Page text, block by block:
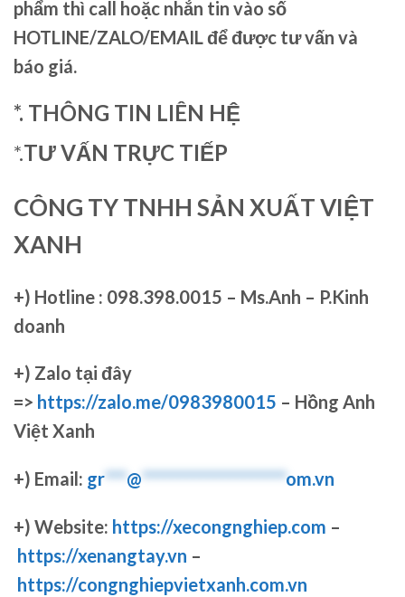
phẩm thì call hoặc nhắn tin vào số
HOTLINE/ZALO/EMAIL để được tư vấn và
báo giá.
*. THÔNG TIN LIÊN HỆ
*.TƯ VẤN TRỰC TIẾP
CÔNG TY TNHH SẢN XUẤT VIỆT
XANH
+) Hotline : 098.398.0015 – Ms.Anh – P.Kinh
doanh
+) Zalo tại đây
=> https://zalo.me/0983980015 – Hồng Anh
Việt Xanh
+) Email: gr***@********************om.vn
+) Website: https://xecongnghiep.com –
https://xenangtay.vn –
https://congnghiepvietxanh.com.vn